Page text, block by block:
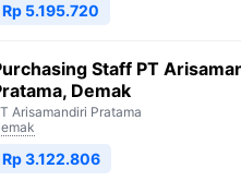
Rp 5.195.720
Staff PT
Demak
Arisamandiri Pratama
Rp 3.122.806